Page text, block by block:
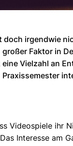
irgendwie
Faktor in
Vielzahl an
Videospiele ihr
Interesse am